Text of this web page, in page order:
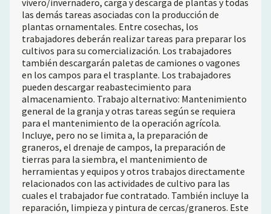
vivero/invernadero, carga y descarga de plantas y todas
las demás tareas asociadas con la producción de
plantas ornamentales. Entre cosechas, los
trabajadores deberán realizar tareas para preparar los
cultivos para su comercialización. Los trabajadores
también descargarán paletas de camiones o vagones
en los campos para el trasplante. Los trabajadores
pueden descargar reabastecimiento para
almacenamiento. Trabajo alternativo: Mantenimiento
general de la granja y otras tareas según se requiera
para el mantenimiento de la operación agrícola.
Incluye, pero no se limita a, la preparación de
graneros, el drenaje de campos, la preparación de
tierras para la siembra, el mantenimiento de
herramientas y equipos y otros trabajos directamente
relacionados con las actividades de cultivo para las
cuales el trabajador fue contratado. También incluye la
reparación, limpieza y pintura de cercas/graneros. Este